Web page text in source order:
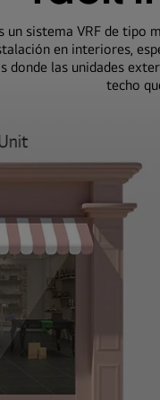
un sistema VRF de tipo
en interiores,
donde las unidades
techo